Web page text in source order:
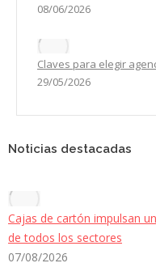
08/06/2026
Claves para elegir
29/05/2026
Noticias destacadas
Cajas de cartón impulsan
de todos los sectores
07/08/2026